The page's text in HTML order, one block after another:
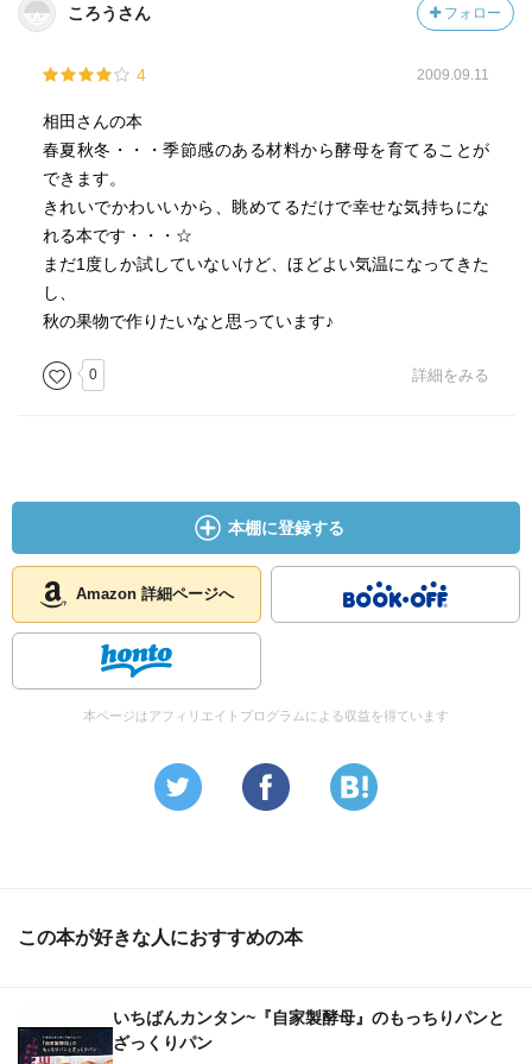
ころうさん フォロー
4 2009.09.11
相田さんの本
春夏秋冬・・・季節感のある材料から酵母を育てることが
できます。
きれいでかわいいから、眺めてるだけで幸せな気持ちにな
れる本です・・・☆
まだ1度しか試していないけど、ほどよい気温になってきた
し、
秋の果物で作りたいなと思っています♪
0 詳細をみる
本棚に登録する
Amazon 詳細ページへ
本ページはアフィリエイトプログラムによる収益を得ています
この本が好きな人におすすめの本
いちばんカンタン~『自家製酵母』のもっちりパンと
ざっくりパン